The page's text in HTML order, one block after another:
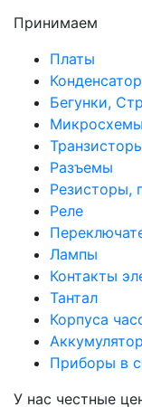
Принимаем
Платы
Бегунки,
Микросхемы
Разъемы
Резисторы,
Реле
Лампы
Контакты
Тантал
Корпуса
Приборы в
У нас честные